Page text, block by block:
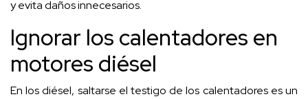
y evita daños innecesarios.
Ignorar los calentadores en
motores diésel
En los diésel, saltarse el testigo de los calentadores es un